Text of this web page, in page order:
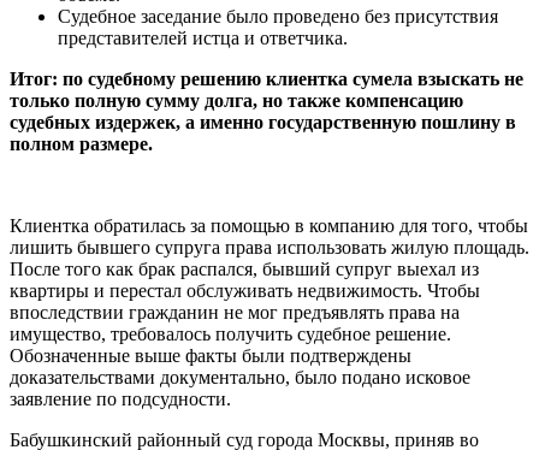
Судебное заседание было проведено без присутствия
представителей истца и ответчика.
Итог: по судебному решению клиентка сумела взыскать не
только полную сумму долга, но также компенсацию
судебных издержек, а именно государственную пошлину в
полном размере.
Клиентка обратилась за помощью в компанию для того, чтобы
лишить бывшего супруга права использовать жилую площадь.
После того как брак распался, бывший супруг выехал из
квартиры и перестал обслуживать недвижимость. Чтобы
впоследствии гражданин не мог предъявлять права на
имущество, требовалось получить судебное решение.
Обозначенные выше факты были подтверждены
доказательствами документально, было подано исковое
заявление по подсудности.
Бабушкинский районный суд города Москвы, приняв во